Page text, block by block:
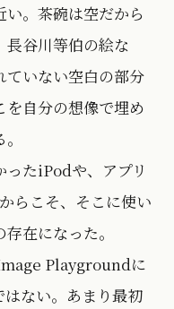
。茶碗は空だから
長谷川等伯の絵な
ていない空白の部分
自分の想像で埋め
たiPodや、アプリ
らこそ、そこに使い
在になった。
Playgroundに
はない。あまり最初